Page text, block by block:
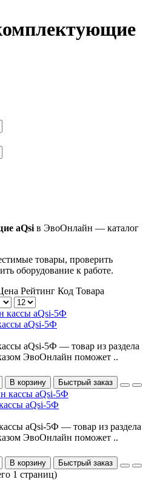
aQsi в ЭвоОнлайн — каталог
товары, проверить
оборудование к работе.
Рейтинг Код Товара
aQsi-5Ф
aQsi-5Ф — товар из раздела
ЭвоОнлайн поможет ..
В корзину Быстрый заказ
aQsi-5Ф
aQsi-5Ф — товар из раздела
ЭвоОнлайн поможет ..
В корзину Быстрый заказ
1 страниц)